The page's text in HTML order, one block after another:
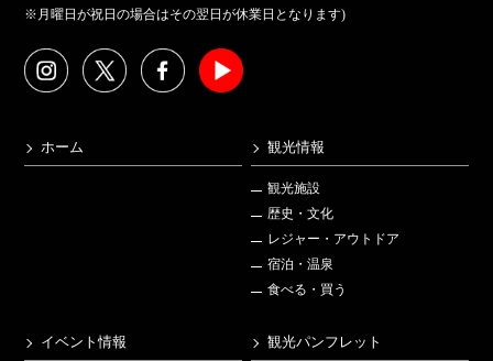
※月曜日が祝日の場合はその翌日が休業日となります)
ホーム 観光情報
観光施設
歴史・文化
レジャー・アウトドア
宿泊・温泉
食べる・買う
イベント情報 観光パンフレット